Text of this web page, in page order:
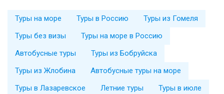
Туры на море Туры в Россию
Туры из Гомеля
Туры без визы
Туры на море в Россию
Автобусные туры
Туры из Бобруйска
Туры из Жлобина
Автобусные туры на море
Туры в Лазаревское
Летние туры
Туры в июле